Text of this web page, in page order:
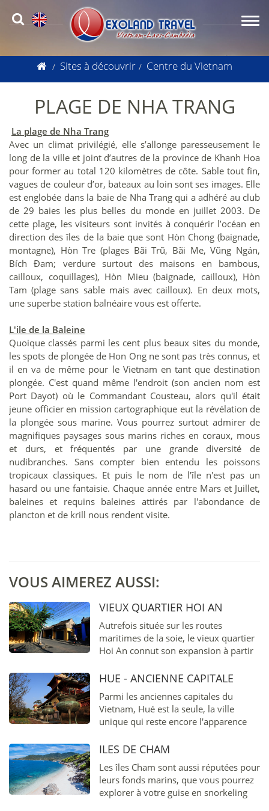
Sites à découvrir Centre du Vietnam
PLAGE DE NHA TRANG
La plage de Nha Trang
Avec un climat privilégié, elle s’allonge paresseusement le
long de la ville et joint d’autres de la province de Khanh Hoa
pour former au total 120 kilomètres de côte. Sable tout fin,
vagues de couleur d’or, bateaux au loin sont ses images. Elle
est englobée dans la baie de Nha Trang qui a adhéré au club
de 29 baies les plus belles du monde en juillet 2003. De
cette plage, les visiteurs sont invités à conquérir l’océan en
direction des îles de la baie que sont Hòn Chong (baignade,
montagne), Hòn Tre (plages Bãi Trũ, Bãi Me, Vũng Ngán,
Bích Đam; verdure surtout des maisons en bambous,
cailloux, coquillages), Hòn Mieu (baignade, cailloux), Hòn
Tam (plage sans sable mais avec cailloux). En deux mots,
une superbe station balnéaire vous est offerte.
L'ile de la Baleine
Quoique classés parmi les cent plus beaux sites du monde,
les spots de plongée de Hon Ong ne sont pas très connus, et
il en va de même pour le Vietnam en tant que destination
plongée. C'est quand même l'endroit (son ancien nom est
Port Dayot) où le Commandant Cousteau, alors qu'il était
jeune officier en mission cartographique eut la révélation de
la plongée sous marine. Vous pourrez surtout admirer de
magnifiques paysages sous marins riches en coraux, mous
et durs, et fréquentés par une grande diversité de
nudibranches. Sans compter bien entendu les poissons
tropicaux classiques. Et puis le nom de l'île n'est pas un
hasard ou une fantaisie. Chaque année entre Mars et Juillet,
baleines et requins baleines attirés par l'abondance de
plancton et de krill nous rendent visite.
VOUS AIMEREZ AUSSI:
VIEUX QUARTIER HOI AN
Autrefois située sur les routes
maritimes de la soie, le vieux quartier
Hoi An connut son expansion à partir
HUE - ANCIENNE CAPITALE
Parmi les anciennes capitales du
Vietnam, Hué est la seule, la ville
unique qui reste encore l'apparence
de la construction monarchique
tombeaux royaux.
ILES DE CHAM
Les îles Cham sont aussi réputées pour
leurs fonds marins, que vous pourrez
explorer à votre guise en snorkeling